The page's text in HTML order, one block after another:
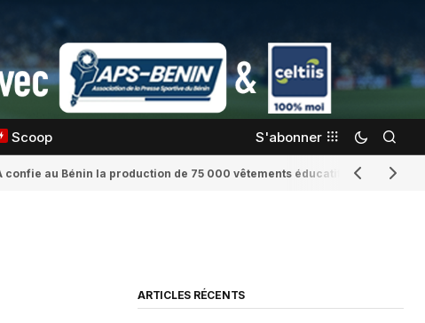
Scoop S'abonner
confie au Bénin la production de 75 000 vêtements éducatifs Romaine
ARTICLES RÉCENTS